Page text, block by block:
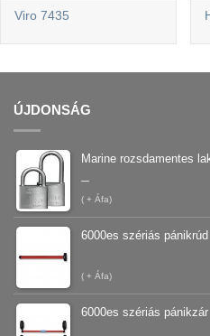
Viro 7435
ÚJDONSÁG
Marine rozsdamentes
–
( + Áfa)
6000es szériás pánikrúd
( + Áfa)
6000es szériás pánikzár